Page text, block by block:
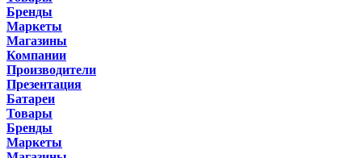
Бренды
Маркеты
Магазины
Компании
Производители
Презентация
Батареи
Товары
Бренды
Маркеты